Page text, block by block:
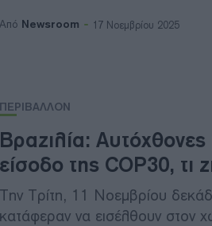
Από Newsroom 17 Νοεμβρίου 2025
ΠΕΡΙΒΑΛΛΟΝ
Βραζιλία:
είσοδο της COP30, τι
Την Τρίτη, 11 Νοεμβρίου
κατάφεραν να εισέλθουν στον